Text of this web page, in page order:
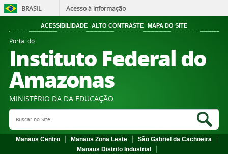
BRASIL Acesso à informação
ACESSIBILIDADE ALTO CONTRASTE MAPA DO SITE
Portal do
Instituto Federal do
Amazonas
MINISTÉRIO DA DA EDUCAÇÃO
Search Site
Manaus Centro Manaus Zona Leste
São Gabriel da Cachoeira
Manaus Distrito Industrial